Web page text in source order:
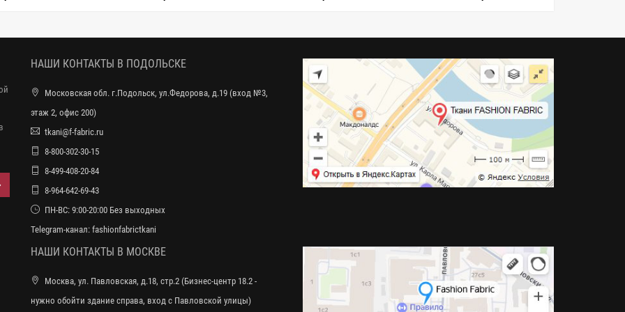
НАШИ КОНТАКТЫ В ПОДОЛЬСКЕ
Московская обл. г.Подольск, ул.Федорова, д.19 (вход №3,
этаж 2, офис 200)
tkani@f-fabric.ru
8-800-302-30-15
8-499-408-20-84
8-964-642-69-43
ПН-ВС: 9:00-20:00 Без выходных
Telegram-канал: fashionfabrictkani
НАШИ КОНТАКТЫ В МОСКВЕ
Москва, ул. Павловская, д.18, стр.2 (Бизнес-центр 18.2 -
нужно обойти здание справа, вход с Павловской улицы)